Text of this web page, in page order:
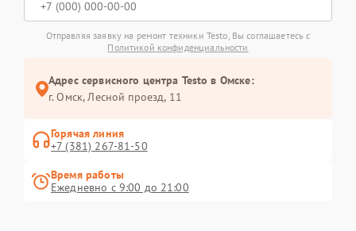
Отправляя заявку на ремонт техники Testo, Вы соглашаетесь с
Политикой конфиденциальности
Адрес сервисного центра Testo в Омске:
г. Омск, ​Лесной проезд, 11
Горячая линия
+7 (381) 267-81-50
Время работы
Ежедневно с 9:00 до 21:00